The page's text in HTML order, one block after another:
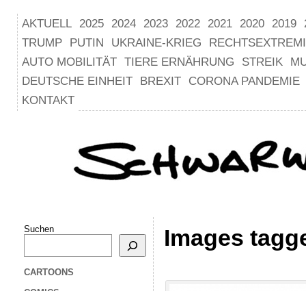
AKTUELL 2025 2024 2023 2022 2021 2020 2019
TRUMP
PUTIN UKRAINE-KRIEG
AUTO MOBILITÄT TIERE ERNÄHRUNG STREIK
DEUTSCHE EINHEIT
BREXIT
CORONA PANDEMIE
KONTAKT
Suchen
CARTOONS
Images